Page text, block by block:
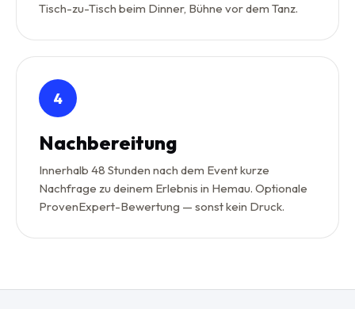
Tisch-zu-Tisch beim Dinner, Bühne vor dem Tanz.
4
Nachbereitung
Innerhalb 48 Stunden nach dem Event kurze
Nachfrage zu deinem Erlebnis in Hemau. Optionale
ProvenExpert-Bewertung — sonst kein Druck.